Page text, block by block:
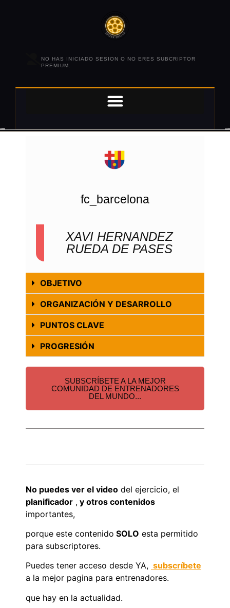
NO HAS INICIADO SESION O NO ERES SUBCRIPTOR
PREMIUM.
fc_barcelona
XAVI HERNANDEZ
RUEDA DE PASES
OBJETIVO
ORGANIZACIÓN Y DESARROLLO
PUNTOS CLAVE
PROGRESIÓN
SUBSCRÍBETE A LA MEJOR
COMUNIDAD DE ENTRENADORES
DEL MUNDO...
No puedes ver el video del ejercicio, el
planificador , y otros contenidos
importantes,
porque este contenido SOLO esta permitido
para subscriptores.
Puedes tener acceso desde YA, subscríbete
a la mejor pagina para entrenadores.
que hay en la actualidad.